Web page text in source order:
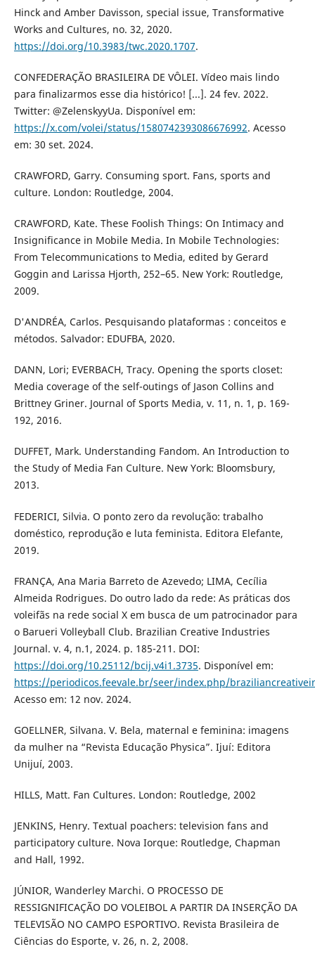
Hinck and Amber Davisson, special issue, Transformative
Works and Cultures, no. 32, 2020.
https://doi.org/10.3983/twc.2020.1707.
CONFEDERAÇÃO BRASILEIRA DE VÔLEI. Vídeo mais lindo
para finalizarmos esse dia histórico! [...]. 24 fev. 2022.
Twitter: @ZelenskyyUa. Disponível em:
https://x.com/volei/status/1580742393086676992. Acesso
em: 30 set. 2024.
CRAWFORD, Garry. Consuming sport. Fans, sports and
culture. London: Routledge, 2004.
CRAWFORD, Kate. These Foolish Things: On Intimacy and
Insignificance in Mobile Media. In Mobile Technologies:
From Telecommunications to Media, edited by Gerard
Goggin and Larissa Hjorth, 252–65. New York: Routledge,
2009.
D'ANDRÉA, Carlos. Pesquisando plataformas : conceitos e
métodos. Salvador: EDUFBA, 2020.
DANN, Lori; EVERBACH, Tracy. Opening the sports closet:
Media coverage of the self-outings of Jason Collins and
Brittney Griner. Journal of Sports Media, v. 11, n. 1, p. 169-
192, 2016.
DUFFET, Mark. Understanding Fandom. An Introduction to
the Study of Media Fan Culture. New York: Bloomsbury,
2013.
FEDERICI, Silvia. O ponto zero da revolução: trabalho
doméstico, reprodução e luta feminista. Editora Elefante,
2019.
FRANÇA, Ana Maria Barreto de Azevedo; LIMA, Cecília
Almeida Rodrigues. Do outro lado da rede: As práticas dos
voleifãs na rede social X em busca de um patrocinador para
o Barueri Volleyball Club. Brazilian Creative Industries
Journal. v. 4, n.1, 2024. p. 185-211. DOI:
https://doi.org/10.25112/bcij.v4i1.3735. Disponível em:
https://periodicos.feevale.br/seer/index.php/
Acesso em: 12 nov. 2024.
GOELLNER, Silvana. V. Bela, maternal e feminina: imagens
da mulher na “Revista Educação Physica”. Ijuí: Editora
Unijuí, 2003.
HILLS, Matt. Fan Cultures. London: Routledge, 2002
JENKINS, Henry. Textual poachers: television fans and
participatory culture. Nova Iorque: Routledge, Chapman
and Hall, 1992.
JÚNIOR, Wanderley Marchi. O PROCESSO DE
RESSIGNIFICAÇÃO DO VOLEIBOL A PARTIR DA INSERÇÃO DA
TELEVISÃO NO CAMPO ESPORTIVO. Revista Brasileira de
Ciências do Esporte, v. 26, n. 2, 2008.